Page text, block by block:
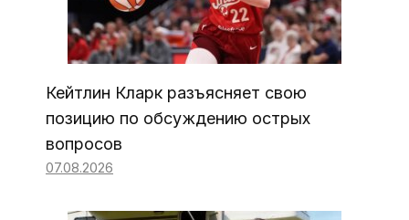
Кейтлин Кларк разъясняет свою
позицию по обсуждению острых
вопросов
07.08.2026